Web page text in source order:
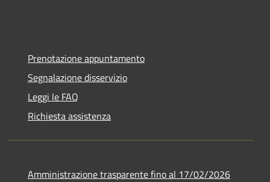
Prenotazione appuntamento
Segnalazione disservizio
Leggi le FAQ
Richiesta assistenza
Amministrazione trasparente fino al 17/02/2026